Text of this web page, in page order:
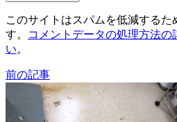
このサイトはスパムを低減するた
す。
コメントデータの処理方法の
い。
前の記事